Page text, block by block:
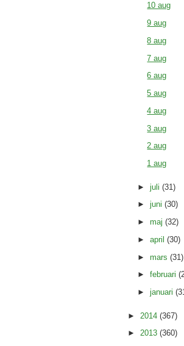
10 aug
9 aug
8 aug
7 aug
6 aug
5 aug
4 aug
3 aug
2 aug
1 aug
► juli (31)
► juni (30)
► maj (32)
► april (30)
► mars (31)
► februari
► januari
► 2014 (367)
► 2013 (360)